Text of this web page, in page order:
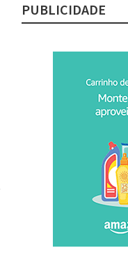
PUBLICIDADE